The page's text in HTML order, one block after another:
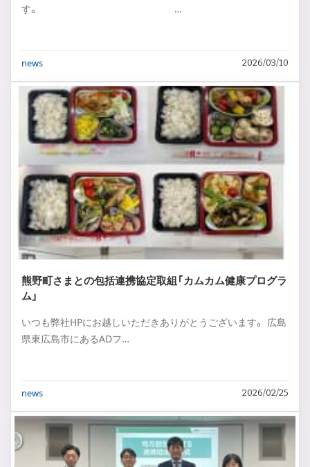
す。 …
news 2026/03/10
熊野町さまとの包括連携協定取組「カムカム健康プログラ
ム」
いつも弊社HPにお越しいただきありがとうございます。 広島
県東広島市にあるADフ…
news 2026/02/25